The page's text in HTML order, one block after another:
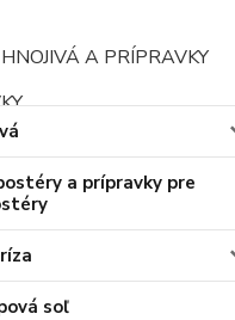
A PRÍPRAVKY
a prípravky pre
soľ